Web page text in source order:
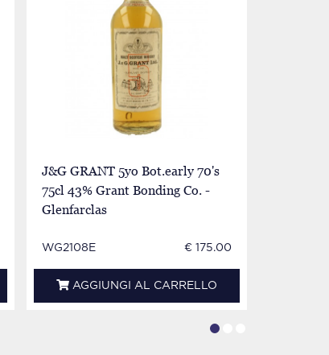
J&G GRANT 5yo Bot.early 70's
75cl 43% Grant Bonding Co. -
Glenfarclas
WG2108E € 175.00
AGGIUNGI AL CARRELLO